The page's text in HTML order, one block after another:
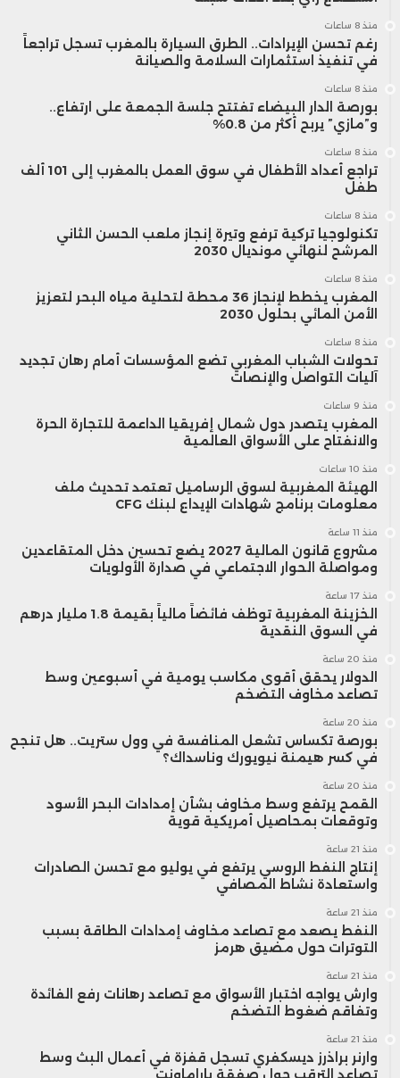
منذ 8 ساعات
رغم تحسن الإيرادات.. الطرق السيارة بالمغرب تسجل تراجعاً
في تنفيذ استثمارات السلامة والصيانة
منذ 8 ساعات
بورصة الدار البيضاء تفتتح جلسة الجمعة على ارتفاع..
و”مازي” يربح أكثر من 0.8%
منذ 8 ساعات
تراجع أعداد الأطفال في سوق العمل بالمغرب إلى 101 ألف
طفل
منذ 8 ساعات
تكنولوجيا تركية ترفع وتيرة إنجاز ملعب الحسن الثاني
المرشح لنهائي مونديال 2030
منذ 8 ساعات
المغرب يخطط لإنجاز 36 محطة لتحلية مياه البحر لتعزيز
الأمن المائي بحلول 2030
منذ 8 ساعات
تحولات الشباب المغربي تضع المؤسسات أمام رهان تجديد
آليات التواصل والإنصات
منذ 9 ساعات
المغرب يتصدر دول شمال إفريقيا الداعمة للتجارة الحرة
والانفتاح على الأسواق العالمية
منذ 10 ساعات
الهيئة المغربية لسوق الرساميل تعتمد تحديث ملف
معلومات برنامج شهادات الإيداع لبنك CFG
منذ 11 ساعة
مشروع قانون المالية 2027 يضع تحسين دخل المتقاعدين
ومواصلة الحوار الاجتماعي في صدارة الأولويات
منذ 17 ساعة
الخزينة المغربية توظف فائضاً مالياً بقيمة 1.8 مليار درهم
في السوق النقدية
منذ 20 ساعة
الدولار يحقق أقوى مكاسب يومية في أسبوعين وسط
تصاعد مخاوف التضخم
منذ 20 ساعة
بورصة تكساس تشعل المنافسة في وول ستريت.. هل تنجح
في كسر هيمنة نيويورك وناسداك؟
منذ 20 ساعة
القمح يرتفع وسط مخاوف بشأن إمدادات البحر الأسود
وتوقعات بمحاصيل أمريكية قوية
منذ 21 ساعة
إنتاج النفط الروسي يرتفع في يوليو مع تحسن الصادرات
واستعادة نشاط المصافي
منذ 21 ساعة
النفط يصعد مع تصاعد مخاوف إمدادات الطاقة بسبب
التوترات حول مضيق هرمز
منذ 21 ساعة
وارش يواجه اختبار الأسواق مع تصاعد رهانات رفع الفائدة
وتفاقم ضغوط التضخم
منذ 21 ساعة
وارنر براذرز ديسكفري تسجل قفزة في أعمال البث وسط
تصاعد الترقب حول صفقة باراماونت